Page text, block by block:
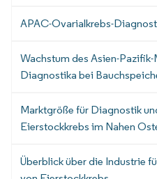
APAC-Ovarialkrebs-
Wachstum des Asien-
Diagnostika bei
Marktgröße für Diagnostik
Eierstockkrebs im Nahen
Überblick über die Industrie